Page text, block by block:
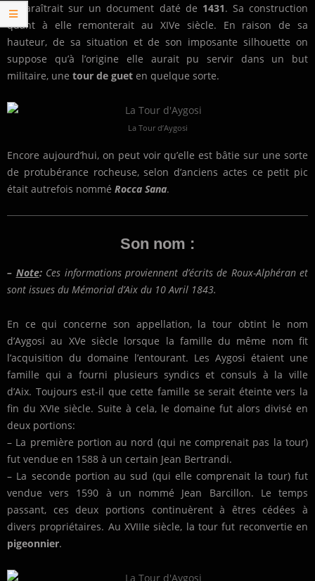
apparaîtrait sur un document daté de 1431. Sa construction
quant à elle remonterait au XIVe siècle. En raison de sa
hauteur, de sa situation et de son imposante silhouette on
suppose qu’à l’origine elle aurait pu servir dans un but
militaire, une tour de guet en quelque sorte.
La Tour d’Aygosi
Encore aujourd’hui, on peut voir qu’elle est bâtie sur une sorte
de protubérance rocheuse, selon d’anciens actes ce petit pic
était autrefois nommé Rocca Sana.
Son nom :
– Note: Ces informations proviennent d’écrits de Roux-Alphéran et
sont issues du Mémorial d’Aix du 10 Avril 1843.
En ce qui concerne son appellation, la tour obtint le nom
d’Aygosi au XVe siècle lorsque la famille du même nom fit
l’acquisition du domaine l’entourant. Les Aygosi étaient une
famille qui a fourni plusieurs syndics et consuls à la ville
d’Aix. Toujours est-il que cette famille se serait éteinte vers la
fin du XVIe siècle. Suite à cela, le domaine fut alors divisé en
deux portions:
– La première portion au nord (qui ne comprenait pas la tour)
fut vendue en 1588 à un certain Jean Bertrandi.
– La seconde portion au sud (qui elle comprenait la tour) fut
vendue vers 1590 à un nommé Jean Barcillon. Le temps
passant, ces deux portions continuèrent à êtres cédées à
divers propriétaires. Au XVIIIe siècle, la tour fut reconvertie en
pigeonnier.